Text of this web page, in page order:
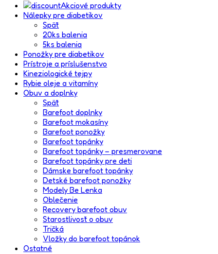
Akciové produkty
Nálepky pre diabetikov
Späť
20ks balenia
5ks balenia
Ponožky pre diabetikov
Prístroje a príslušenstvo
Kineziologické tejpy
Rybie oleje a vitamíny
Obuv a doplnky
Späť
Barefoot doplnky
Barefoot mokasíny
Barefoot ponožky
Barefoot topánky
Barefoot topánky – presmerovane
Barefoot topánky pre deti
Dámske barefoot topánky
Detské barefoot ponožky
Modely Be Lenka
Oblečenie
Recovery barefoot obuv
Starostlivosť o obuv
Tričká
Vložky do barefoot topánok
Ostatné